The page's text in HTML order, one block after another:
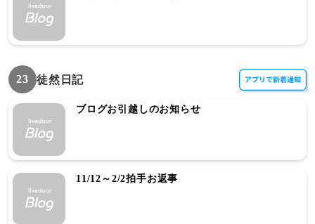
23 徒然日記
ブログお引越しのお知らせ
11/12～2/2拍手お返事